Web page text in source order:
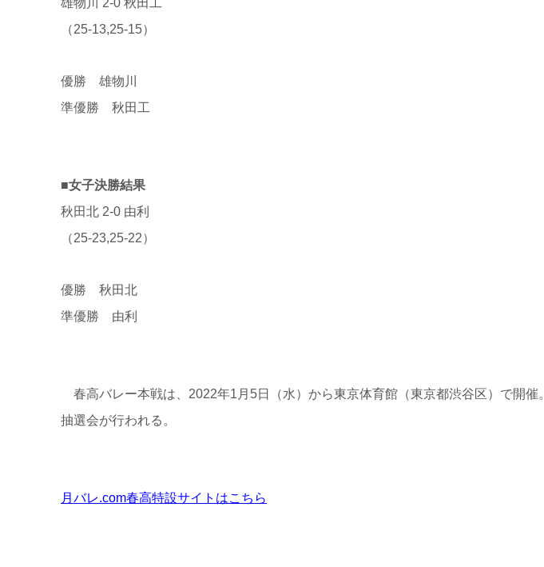
雄物川 2-0 秋田工
（25-13,25-15）
優勝 雄物川
準優勝 秋田工
■女子決勝結果
秋田北 2-0 由利
（25-23,25-22）
優勝 秋田北
準優勝 由利
春高バレー本戦は、2022年1月5日（水）から東京体育館（東京都渋谷区）で開
抽選会が行われる。
月バレ.com春高特設サイトはこちら